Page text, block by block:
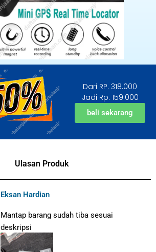
Dari RP. 318.000
Jadi Rp. 159.000
beli sekarang
Ulasan Produk
Eksan Hardian
Mantap barang sudah tiba sesuai
deskripsi